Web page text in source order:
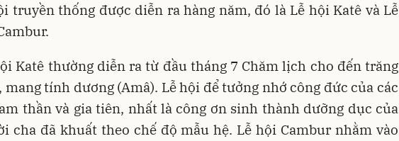
truyền thống được diễn ra hàng năm, đó là Lễ hội Katê và Lễ
Katê thường diễn ra từ đầu tháng 7 Chăm lịch cho đến trăng
mang tính dương (Amâ). Lễ hội để tưởng nhớ công đức của các
thần và gia tiên, nhất là công ơn sinh thành dưỡng dục của
cha đã khuất theo chế độ mẫu hệ. Lễ hội Cambur nhằm vào